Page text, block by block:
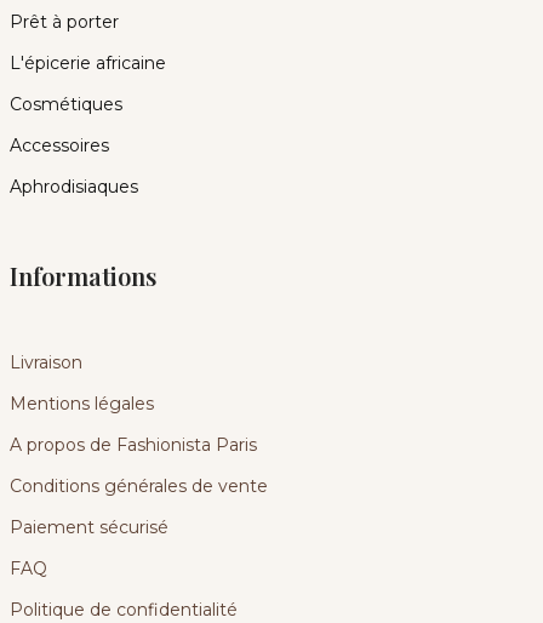
Prêt à porter
L'épicerie africaine
Cosmétiques
Accessoires
Aphrodisiaques
Informations
Livraison
Mentions légales
A propos de Fashionista Paris
Conditions générales de vente
Paiement sécurisé
FAQ
Politique de confidentialité